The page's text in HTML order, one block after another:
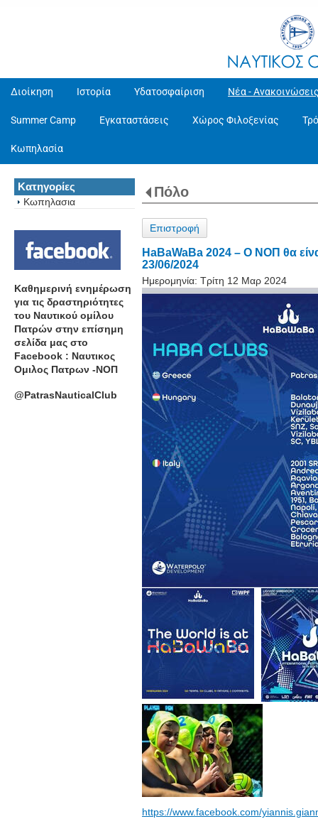
Διοίκηση Ιστορία Υδατοσφαίριση Νέα -
Summer Camp Εγκαταστάσεις Χώρος Φιλοξενίας
Κωπηλασία
Κατηγορίες
Κωπηλασια
Καθημερινή ενημέρωση
για τις δραστηριότητες
του Ναυτικού ομίλου
Πατρών στην επίσημη
σελίδα μας στο
Facebook : Ναυτικος
Ομιλος Πατρων -ΝΟΠ
@PatrasNauticalClub
Πόλο
Επιστροφή
HaBaWaBa 2024 – O ΝΟΠ θα
23/06/2024
Ημερομηνία: Τρίτη 12 Μαρ 2024
https://www.facebook.com/